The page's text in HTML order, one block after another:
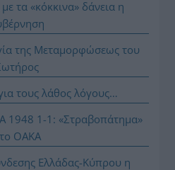
τα «κόκκινα» δάνεια η
της Μεταμορφώσεως του
τους λάθος λόγους…
1948 1-1: «Στραβοπάτημα»
ΟΑΚΑ
Ελλάδας-Κύπρου η